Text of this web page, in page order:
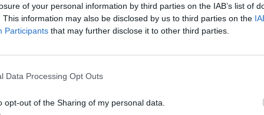
of your personal information by third parties on the IAB’s list of
This information may also be disclosed by us to third parties on the
Participants that may further disclose it to other third parties.
Data Processing Opt Outs
opt-out of the Sharing of my personal data.
templomok előtt, a
járműveken
őket.